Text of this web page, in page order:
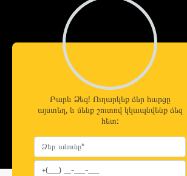
Բարև Ձեզ! Ուղարկեք ձեր հարցը
այստեղ, և մենք շուտով կկապնվենք ձեզ
հետ: